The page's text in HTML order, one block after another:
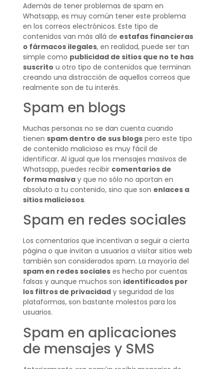
Además de tener problemas de spam en
Whatsapp, es muy común tener este problema
en los correos electrónicos. Este tipo de
contenidos van más allá de estafas financieras
o fármacos ilegales, en realidad, puede ser tan
simple como publicidad de sitios que no te has
suscrito u otro tipo de contenidos que terminan
creando una distracción de aquellos correos que
realmente son de tu interés.
Spam en blogs
Muchas personas no se dan cuenta cuando
tienen spam dentro de sus blogspero este tipo
de contenido malicioso es muy fácil de
identificar. Al igual que los mensajes masivos de
Whatsapp, puedes recibir comentarios de
forma masivay que no sólo no aportan en
absoluto a tu contenido, sino que son enlaces a
sitios maliciosos.
Spam en redes sociales
Los comentarios que incentivan a seguir a cierta
página o que invitan a usuarios a visitar sitios web
también son considerados spam. La mayoría del
spam en redes socialeses hecho por cuentas
falsas y aunque muchos son identificados por
los filtros de privacidady seguridad de las
plataformas, son bastante molestos para los
usuarios.
Spam en aplicaciones
de mensajes y SMS